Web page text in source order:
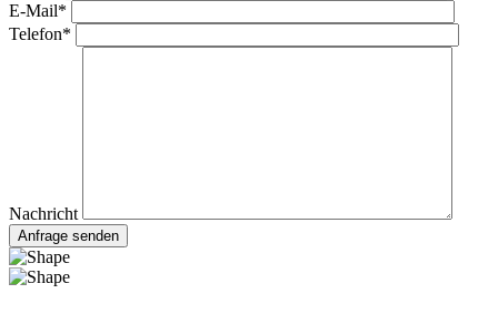
E-Mail*
Telefon*
Nachricht
Anfrage senden